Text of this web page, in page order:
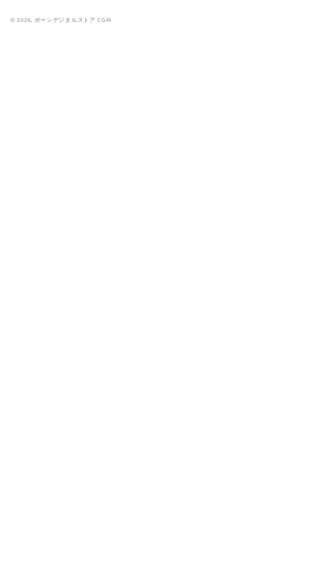
© 2026, ボーンデジタルストア CGiN